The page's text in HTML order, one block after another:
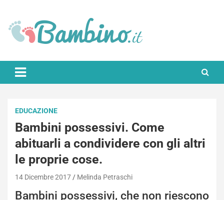
content
Bambino.it
EDUCAZIONE
Bambini possessivi. Come
abituarli a condividere con gli altri
le proprie cose.
14 Dicembre 2017 Melinda Petraschi
Bambini possessivi, che non riescono